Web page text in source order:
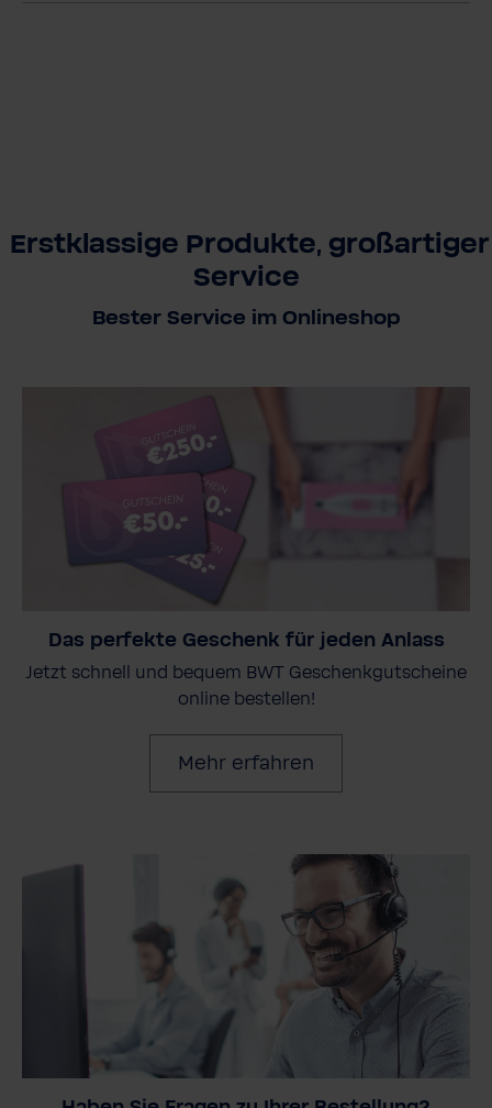
Erstklassige Produkte, großartiger
Service
Bester Service im Onlineshop
Das perfekte Geschenk für jeden Anlass
Jetzt schnell und bequem BWT Geschenkgutscheine
online bestellen!
Mehr erfahren